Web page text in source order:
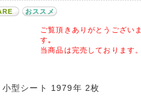
おススメ
ご覧頂きありがとうございま
す｡
当商品は完売しております。
型シート 1979年 2枚